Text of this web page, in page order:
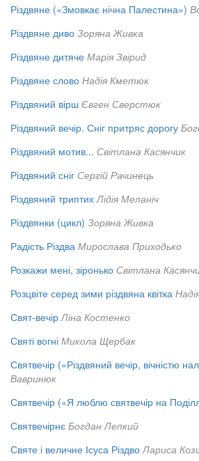
Різдвяне («Змовкає нічна Палестина»)
Різдвяне диво Зоряна Живка
Різдвяне дитяче Марія Звірид
Різдвяне слово Надія Кметюк
Різдвяний вірш Євген Сверстюк
Різдвяний вечір. Сніг притряс дорогу
Різдвяний мотив... Світлана Касянчик
Різдвяний сніг Сергій Рачинець
Різдвяний триптих Лідія Меланіч
Різдвянки (цикл) Зоряна Живка
Радість Різдва Мирослава Приходько
Розкажи мені, зіронько Світлана
Розцвіте серед зими різдвяна квітка
Свят-вечір Ліна Костенко
Святі вогні Микола Щербак
Святвечір («Різдвяний вечір, вічністю
Вавринюк
Святвечір («Я люблю святвечір на
Святвечірнє Богдан Лепкий
Святе і величне Ісуса Різдво Лариса